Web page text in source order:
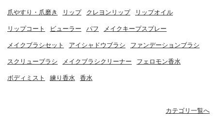
爪やすり・爪磨き リップ クレヨンリップ リップオイル
リップコート ビューラー パフ メイクキープスプレー
メイクブラシセット アイシャドウブラシ ファンデーションブラシ
スクリューブラシ メイクブラシクリーナー フェロモン香水
ボディミスト 練り香水 香水
カテゴリ一覧へ